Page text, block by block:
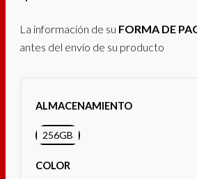
La información de su FORMA DE
antes del envío de su producto
ALMACENAMIENTO
256GB
COLOR